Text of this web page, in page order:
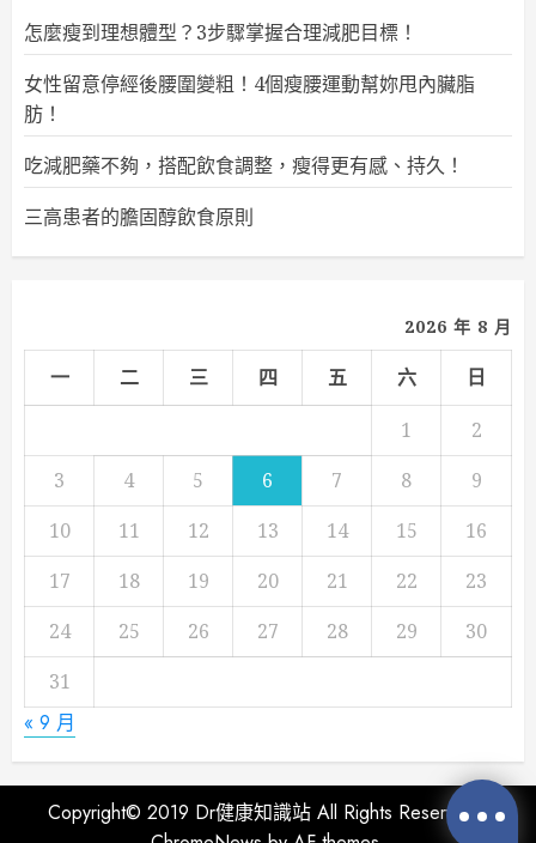
怎麼瘦到理想體型？3步驟掌握合理減肥目標！
女性留意停經後腰圍變粗！4個瘦腰運動幫妳甩內臟脂
肪！
吃減肥藥不夠，搭配飲食調整，瘦得更有感、持久！
三高患者的膽固醇飲食原則
2026 年 8 月
一 二 三 四 五 六
日
1
2
3
4 5 6 7 8
9
10
11 12 13 14 15
16
17
18 19 20 21 22
23
24
25 26 27 28 29
30
31
« 9 月
Copyright© 2019 Dr健康知識站 All Rights Reserved|